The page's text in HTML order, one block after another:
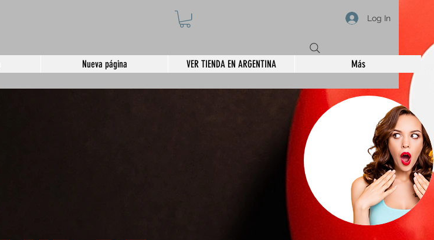
Log In
Nueva página VER TIENDA EN ARGENTINA Más